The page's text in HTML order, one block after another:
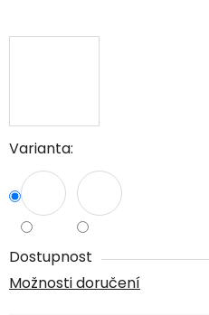
Varianta:
Dostupnost
Možnosti doručení